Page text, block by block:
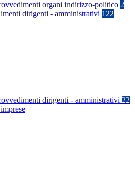
organi indirizzo-politico 2
dirigenti - amministrativi 122
dirigenti - amministrativi 22